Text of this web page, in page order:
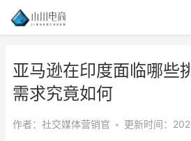
亚马逊在印度面临哪些
需求究竟如何
作者：社交媒体营销官 • 更新时间：